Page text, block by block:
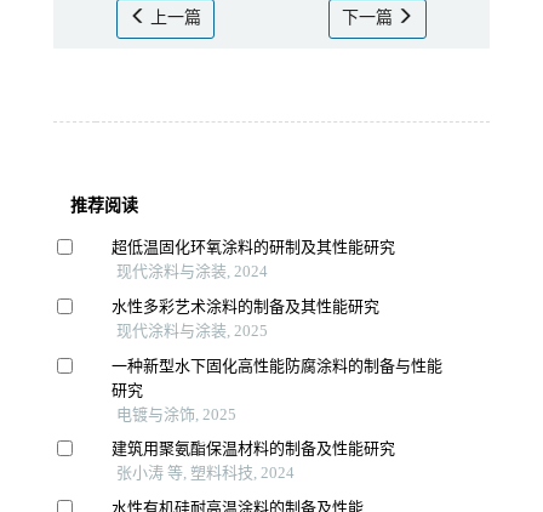
上一篇 下一篇